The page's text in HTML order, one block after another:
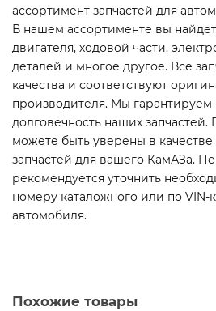
ассортимент запчастей для
В нашем ассортименте вы
двигателя, ходовой части,
деталей и многое другое. Все
качества и соответствуют
производителя. Мы гарантируем
долговечность наших
можете быть уверены в
запчастей для вашего КамАЗа.
рекомендуется уточнить
номеру каталожного или по VIN-
автомобиля.
Похожие товары